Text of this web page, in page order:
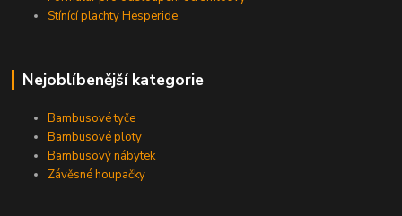
Stínící plachty Hesperide
Nejoblíbenější kategorie
Bambusové tyče
Bambusové ploty
Bambusový nábytek
Závěsné houpačky